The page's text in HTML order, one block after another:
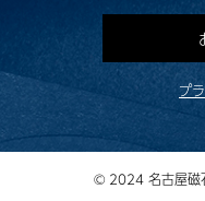
プ
© 2024 名古屋磁